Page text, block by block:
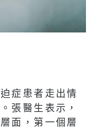
症患者走出情
張醫生表示，
面，第一個層